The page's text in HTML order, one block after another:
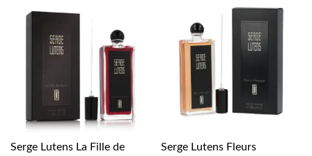
Serge Lutens La Fille de
Serge Lutens Fleurs